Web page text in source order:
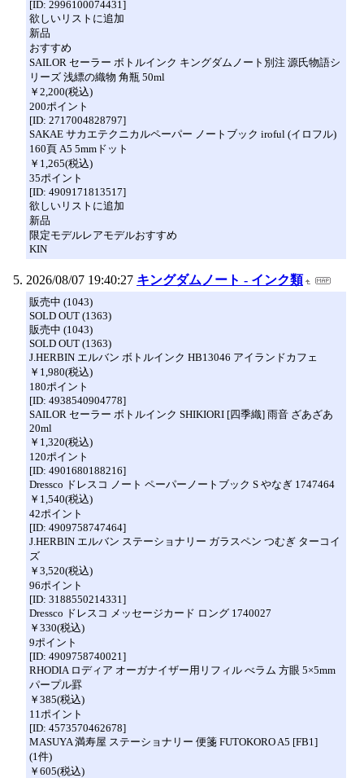
[ID: 2996100074431]
欲しいリストに追加
新品
おすすめ
SAILOR セーラー ボトルインク キングダムノート別注 源氏物語シ
リーズ 浅縹の織物 角瓶 50ml
￥2,200(税込)
200ポイント
[ID: 2717004828797]
SAKAE サカエテクニカルペーパー ノートブック iroful (イロフル)
160頁 A5 5mmドット
￥1,265(税込)
35ポイント
[ID: 4909171813517]
欲しいリストに追加
新品
限定モデルレアモデルおすすめ
KIN
2026/08/07 19:40:27 キングダムノート - インク類
販売中 (1043)
SOLD OUT (1363)
販売中 (1043)
SOLD OUT (1363)
J.HERBIN エルバン ボトルインク HB13046 アイランドカフェ
￥1,980(税込)
180ポイント
[ID: 4938540904778]
SAILOR セーラー ボトルインク SHIKIORI [四季織] 雨音 ざあざあ
20ml
￥1,320(税込)
120ポイント
[ID: 4901680188216]
Dressco ドレスコ ノート ペーパーノートブック S やなぎ 1747464
￥1,540(税込)
42ポイント
[ID: 4909758747464]
J.HERBIN エルバン ステーショナリー ガラスペン つむぎ ターコイ
ズ
￥3,520(税込)
96ポイント
[ID: 3188550214331]
Dressco ドレスコ メッセージカード ロング 1740027
￥330(税込)
9ポイント
[ID: 4909758740021]
RHODIA ロディア オーガナイザー用リフィル べラム 方眼 5×5mm
パープル罫
￥385(税込)
11ポイント
[ID: 4573570462678]
MASUYA 満寿屋 ステーショナリー 便箋 FUTOKORO A5 [FB1]
(1件)
￥605(税込)